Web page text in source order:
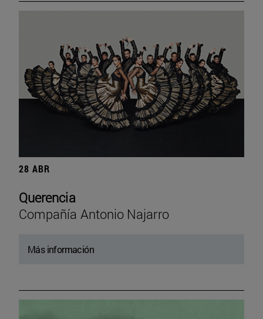
28 ABR
Querencia
Compañía Antonio Najarro
Más información